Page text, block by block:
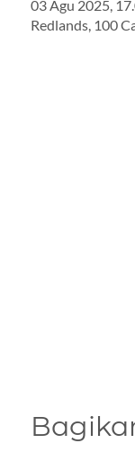
03 Agu 2025,
Redlands, 100